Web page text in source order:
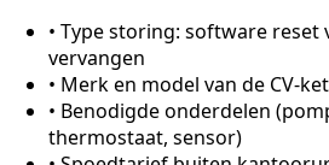
• Type storing: software reset
vervangen
• Merk en model van de CV-
• Benodigde onderdelen
thermostaat, sensor)